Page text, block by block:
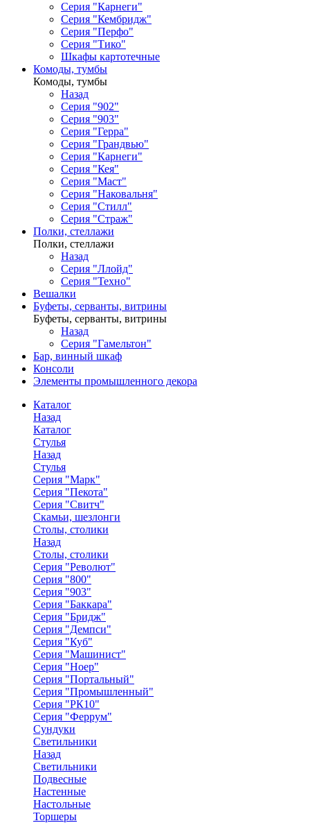
Серия "Карнеги"
Серия "Кембридж"
Серия "Перфо"
Серия "Тико"
Шкафы картотечные
Комоды, тумбы
Комоды, тумбы
Назад
Серия "902"
Серия "903"
Серия "Герра"
Серия "Грандвью"
Серия "Карнеги"
Серия "Кея"
Серия "Маст"
Серия "Наковальня"
Серия "Стилл"
Серия "Страж"
Полки, стеллажи
Полки, стеллажи
Назад
Серия "Ллойд"
Серия "Техно"
Вешалки
Буфеты, серванты, витрины
Буфеты, серванты, витрины
Назад
Серия "Гамельтон"
Бар, винный шкаф
Консоли
Элементы промышленного декора
Каталог
Назад
Каталог
Стулья
Назад
Стулья
Серия "Марк"
Серия "Пекота"
Серия "Свитч"
Скамьи, шезлонги
Столы, столики
Назад
Столы, столики
Серия "Револют"
Серия "800"
Серия "903"
Серия "Баккара"
Серия "Бридж"
Серия "Демпси"
Серия "Куб"
Серия "Машинист"
Серия "Ноер"
Серия "Портальный"
Серия "Промышленный"
Серия "РК10"
Серия "Феррум"
Сундуки
Светильники
Назад
Светильники
Подвесные
Настенные
Настольные
Торшеры